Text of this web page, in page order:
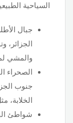
السياحية
جبال
الجزائر،
والمشي
الصحراء
جنوب
الخلابة،
شواطئ